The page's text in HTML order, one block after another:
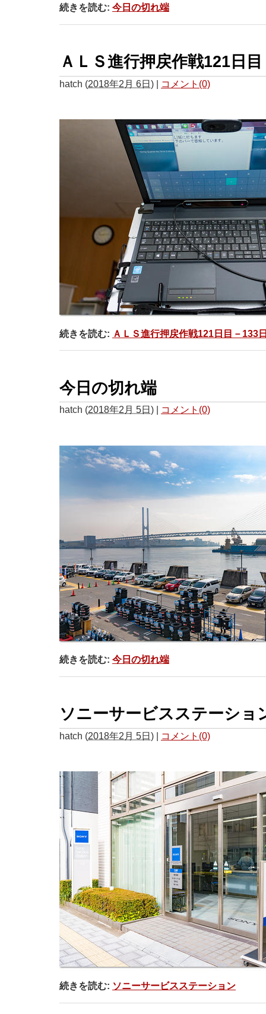
続きを読む: 今日の切れ端
ＡＬＳ進行押戻作戦121日
hatch (2018年2月 6日) | コメント(0)
続きを読む: ＡＬＳ進行押戻作戦121日目－133
今日の切れ端
hatch (2018年2月 5日 ) コメント(0)
続きを読む: 今日の切れ端
ソニーサービスステーショ
hatch (2018年2月 5日) | コメント(0)
続きを読む: ソニーサービスステーション